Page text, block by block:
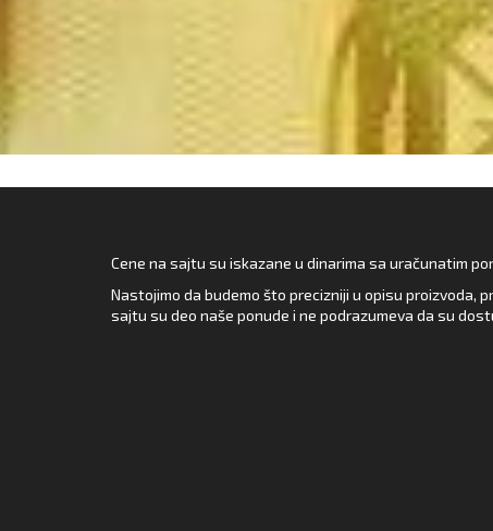
Cene na sajtu su iskazane u dinarima sa uračunatim
Nastojimo da budemo što precizniji u opisu proizvoda,
sajtu su deo naše ponude i ne podrazumeva da su